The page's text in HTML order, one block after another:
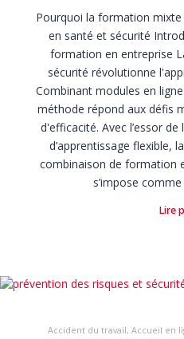
Pourquoi la formation mixte
en santé et sécurité
formation en entreprise
sécurité révolutionne
Combinant modules en
méthode répond aux défis
d'efficacité. Avec l’essor
d’apprentissage
combinaison de formation
s’impose
Lire
Accident du travail, Accueil en